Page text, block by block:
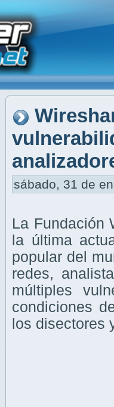
sábado, 31 de
La Fundación
la última
popular del
redes,
múltiples
condiciones
los disectores